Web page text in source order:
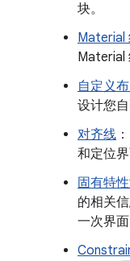
块。
Material
Material
自定义
设计您
对齐线
和定位界
固有特
的相关
一次界面